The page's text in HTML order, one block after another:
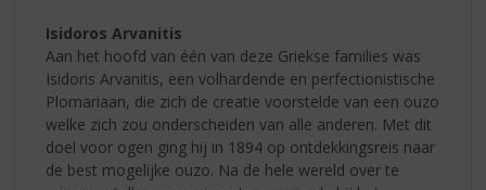
Isidoros Arvanitis
Aan het hoofd van één van deze Griekse families was
Isidoris Arvanitis, een volhardende en perfectionistische
Plomariaan, die zich de creatie voorstelde van een ouzo
welke zich zou onderscheiden van alle anderen. Met dit
doel voor ogen ging hij in 1894 op ontdekkingsreis naar
de best mogelijke ouzo. Na de hele wereld over te